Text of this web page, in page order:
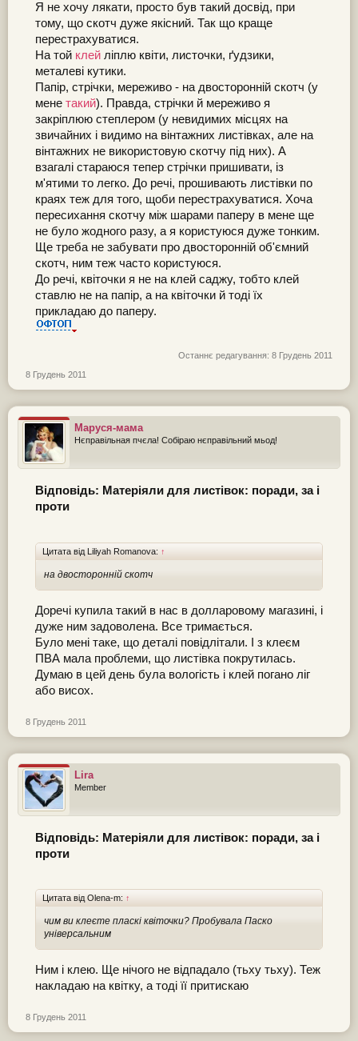
Я не хочу лякати, просто був такий досвід, при
тому, що скотч дуже якісний. Так що краще
перестрахуватися.
На той клей ліплю квіти, листочки, ґудзики,
металеві кутики.
Папір, стрічки, мереживо - на двосторонній скотч (у
мене такий). Правда, стрічки й мереживо я
закріплюю степлером (у невидимих місцях на
звичайних і видимо на вінтажних листівках, але на
вінтажних не використовую скотчу під них). А
взагалі стараюся тепер стрічки пришивати, із
м'ятими то легко. До речі, прошивають листівки по
краях теж для того, щоби перестрахуватися. Хоча
пересихання скотчу між шарами паперу в мене ще
не було жодного разу, а я користуюся дуже тонким.
Ще треба не забувати про двосторонній об'ємний
скотч, ним теж часто користуюся.
До речі, квіточки я не на клей саджу, тобто клей
ставлю не на папір, а на квіточки й тоді їх
прикладаю до паперу.
Останнє редагування: 8 Грудень 2011
8 Грудень 2011
Маруся-мама
Нєправільная пчєла! Собіраю нєправільний мьод!
Відповідь: Матеріяли для листівок: поради, за і
проти
Цитата від Liliyah Romanova: ↑
на двосторонній скотч
Доречі купила такий в нас в долларовому магазині, і
дуже ним задоволена. Все тримається.
Було мені таке, що деталі повідлітали. І з клеєм
ПВА мала проблеми, що листівка покрутилась.
Думаю в цей день була вологість і клей погано ліг
або висох.
8 Грудень 2011
Lira
Member
Відповідь: Матеріяли для листівок: поради, за і
проти
Цитата від Olena-m: ↑
чим ви клеєте пласкі квіточки? Пробувала Паско
універсальним
Ним і клею. Ще нічого не відпадало (тьху тьху). Теж
накладаю на квітку, а тоді її притискаю
8 Грудень 2011